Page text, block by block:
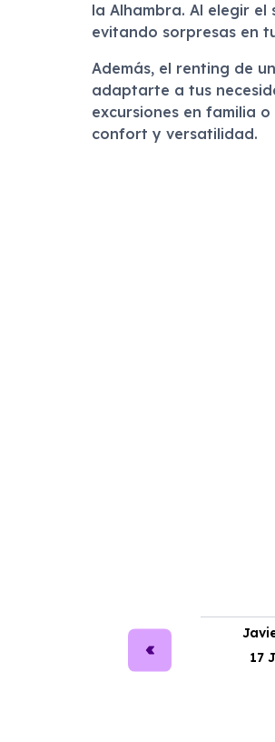
la Alhambra. Al elegir
evitando sorpresas en
Además, el renting de un
adaptarte a tus
excursiones en familia
confort y versatilidad.
17